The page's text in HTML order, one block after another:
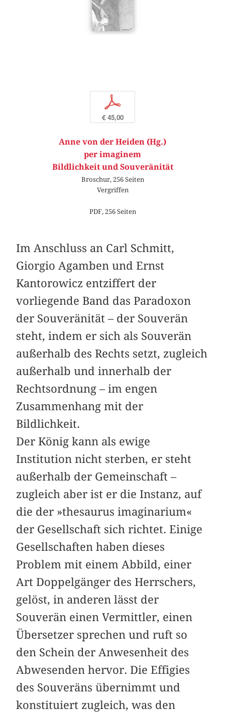
p
€ 45,00
Anne von der Heiden (Hg.)
per imaginem
Bildlichkeit und Souveränität
Broschur, 256 Seiten
Vergriffen
PDF, 256 Seiten
Im Anschluss an Carl Schmitt,
Giorgio Agamben und Ernst
Kantorowicz entziffert der
vorliegende Band das Paradoxon
der Souveränität – der Souverän
steht, indem er sich als Souverän
außerhalb des Rechts setzt, zugleich
außerhalb und innerhalb der
Rechtsordnung – im engen
Zusammenhang mit der
Bildlichkeit.
Der König kann als ewige
Institution nicht sterben, er steht
außerhalb der Gemeinschaft –
zugleich aber ist er die Instanz, auf
die der »thesaurus imaginarium«
der Gesellschaft sich richtet. Einige
Gesellschaften haben dieses
Problem mit einem Abbild, einer
Art Doppelgänger des Herrschers,
gelöst, in anderen lässt der
Souverän einen Vermittler, einen
Übersetzer sprechen und ruft so
den Schein der Anwesenheit des
Abwesenden hervor. Die Effigies
des Souveräns übernimmt und
konstituiert zugleich, was den